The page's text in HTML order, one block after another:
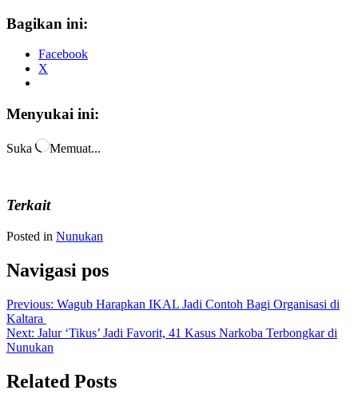
Bagikan ini:
Facebook
X
Menyukai ini:
Suka Memuat...
Terkait
Posted in Nunukan
Navigasi pos
Previous: Wagub Harapkan IKAL Jadi Contoh Bagi Organisasi di
Kaltara
Next: Jalur ‘Tikus’ Jadi Favorit, 41 Kasus Narkoba Terbongkar di
Nunukan
Related Posts